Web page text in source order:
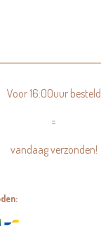
Voor 16:00uur besteld
=
vandaag verzonden!